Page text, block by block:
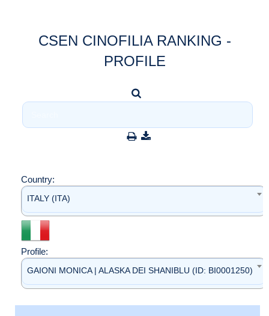
CSEN CINOFILIA RANKING -
PROFILE
Country:
ITALY (ITA)
Profile:
GAIONI MONICA | ALASKA DEI SHANIBLU (ID: BI0001250)